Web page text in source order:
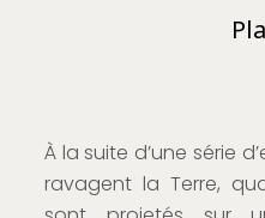
À la suite d’une série
ravagent la Terre,